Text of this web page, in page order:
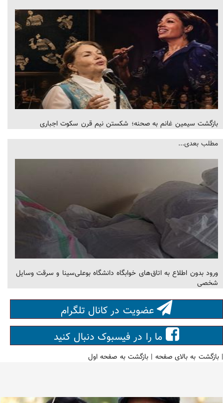
بازگشت سیمین غانم به صحنه؛ شکستن نیم قرن سکوت اجباری
مطلب بعدی...
ورود بدون اطلاع به اتاق‌های خوابگاه دانشگاه بوعلی‌سینا و سرقت وسایل
شخصی
عضویت در کانال تلگرام
ما را در فیسبوک دنبال کنید
|بازگشت به بالای صفحه |بازگشت به صفحه اول